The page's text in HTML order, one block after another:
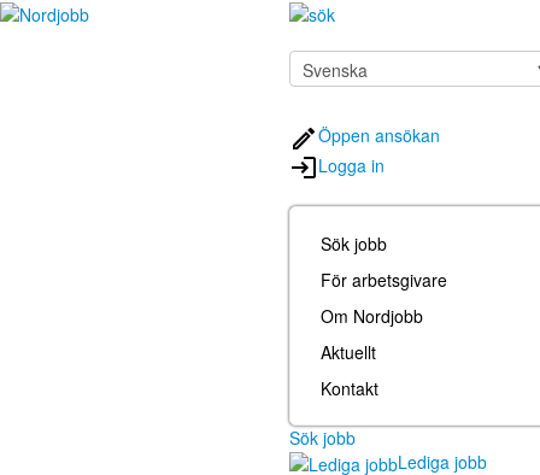
Öppen ansökan
Logga in
Sök jobb
För arbetsgivare
Om Nordjobb
Aktuellt
Kontakt
Sök jobb
Lediga jobb